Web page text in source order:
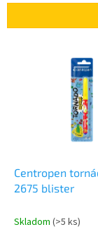
i
Centropen
2675 blister
Skladom (>5 ks)